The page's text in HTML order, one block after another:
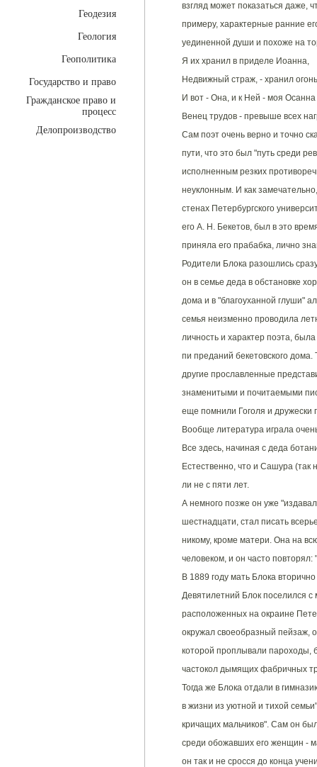
Геодезия
Геология
Геополитика
Государство и право
Гражданское право и
процесс
Делопроизводство
взгляд может показаться даже,
примеру, характерные ранние
уединенной души и похоже на
Я их хранил в приделе Иоанна,
Недвижный страж, - хранил
И вот - Она, и к Ней - моя Осанна
Венец трудов - превыше всех
Сам поэт очень верно и точно
пути, что это был "путь среди
исполненным резких
неуклонным. И как
стенах Петербургского
его А. Н. Бекетов, был в это
приняла его прабабка, лично
Родители Блока разошлись
он в семье деда в обстановке
дома и в "благоуханной глуши"
семья неизменно проводила
личность и характер поэта,
пи преданий бекетовского
другие прославленные
знаменитыми и почитаемыми
еще помнили Гоголя и дружески
Вообще литература играла
Все здесь, начиная с деда
Естественно, что и Сашура (так
ли не с пяти лет.
А немного позже он уже
шестнадцати, стал писать
никому, кроме матери. Она на
человеком, и он часто
В 1889 году мать Блока
Девятилетний Блок поселился
расположенных на окраине
окружал своеобразный пейзаж,
которой проплывали пароходы,
частокол дымящих фабричных
Тогда же Блока отдали в
в жизни из уютной и тихой
кричащих мальчиков". Сам он
среди обожавших его женщин -
он так и не сросся до конца